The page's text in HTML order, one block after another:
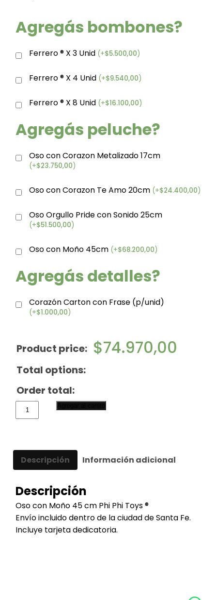
Agregás bombones?
Ferrero ® X 3 Unid (+$5.500,00)
Ferrero ® X 4 Unid (+$9.540,00)
Ferrero ® X 8 Unid (+$16.100,00)
Agregás peluche?
Oso con Corazon Metalizado 17cm
(+$23.750,00)
Oso con Corazon Te Amo 20cm (+$24.400,00)
Oso Orgullo Pride con Sonido 25cm
(+$51.500,00)
Oso con Moño 45cm (+$68.200,00)
Agregás detalles?
Corazón Carton con Frase (p/unid)
(+$1.000,00)
Product price: $74.970,00
Total options:
Order total:
#102
-
cantidad
Descripción Información adicional
Descripción
Oso con Moño 45 cm Phi Phi Toys®
Envío incluido dentro de la ciudad de Santa Fe.
Incluye tarjeta dedicatoria.